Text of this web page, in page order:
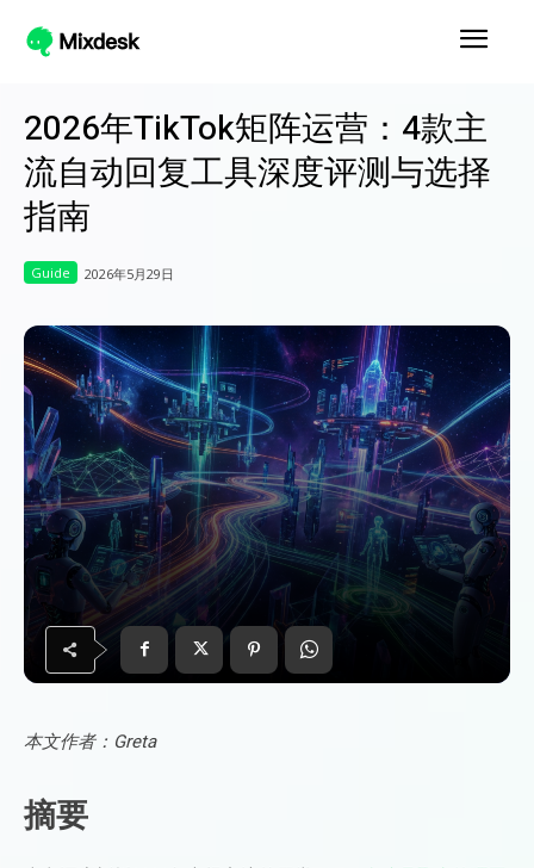
2026年TikTok矩阵运营：4款主
流自动回复工具深度评测与选择
指南
Guide 2026年5月29日
本文作者：Greta
摘要